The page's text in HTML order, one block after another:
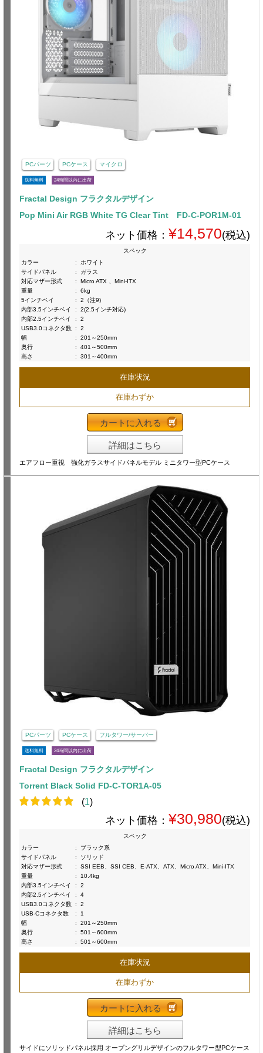
PCパーツ PCケース マイクロ
送料無料 24時間以内に出荷
Fractal Design フラクタルデザイン
Pop Mini Air RGB White TG Clear Tint FD-C-POR1M-01
ネット価格： ¥14,570(税込)
スペック
カラー
:
ホワイト
サイドパネル
:
ガラス
対応マザー形式
:
Micro ATX 、Mini-ITX
重量
:
6kg
5インチベイ
:
2（注9)
内部3.5インチベイ
:
2(2.5インチ対応)
内部2.5インチベイ
:
2
USB3.0コネクタ数 :
2
幅
:
201～250mm
奥行
:
401～500mm
高さ
: 301～400mm
在庫状況
在庫わずか
カートに入れる
詳細はこちら
エアフロー重視 強化ガラスサイドパネルモデル ミニタワー型PCケース
PCパーツ PCケース フルタワー/サーバー
送料無料 24時間以内に出荷
Fractal Design フラクタルデザイン
Torrent Black Solid FD-C-TOR1A-05
(1)
ネット価格： ¥30,980(税込)
スペック
カラー
:
ブラック系
サイドパネル
:
ソリッド
対応マザー形式
:
SSI EEB、SSI CEB、E-ATX、ATX、Micro ATX、Mini-ITX
重量
:
10.4kg
内部3.5インチベイ
:
2
内部2.5インチベイ
:
4
USB3.0コネクタ数 :
2
USB-Cコネクタ数
:
1
幅
:
201～250mm
奥行
:
501～600mm
高さ
: 501～600mm
在庫状況
在庫わずか
カートに入れる
詳細はこちら
サイドにソリッドパネル採用 オープングリルデザインのフルタワー型PCケース